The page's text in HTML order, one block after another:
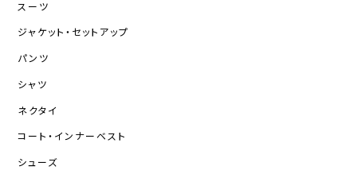
スーツ
ジャケット・セットアップ
パンツ
シャツ
ネクタイ
コート・インナーベスト
シューズ